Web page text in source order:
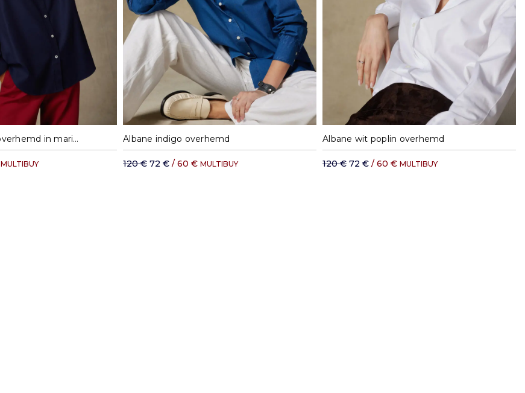
M L XL Justine oversize overhemd in marine flanel
MULTIBUY
S M
Albane indigo overhemd
120 € 72 € / 60 € MULTIBUY
S M L
Albane wit poplin overhemd
120 € 72 € / 60 € MULTIBUY